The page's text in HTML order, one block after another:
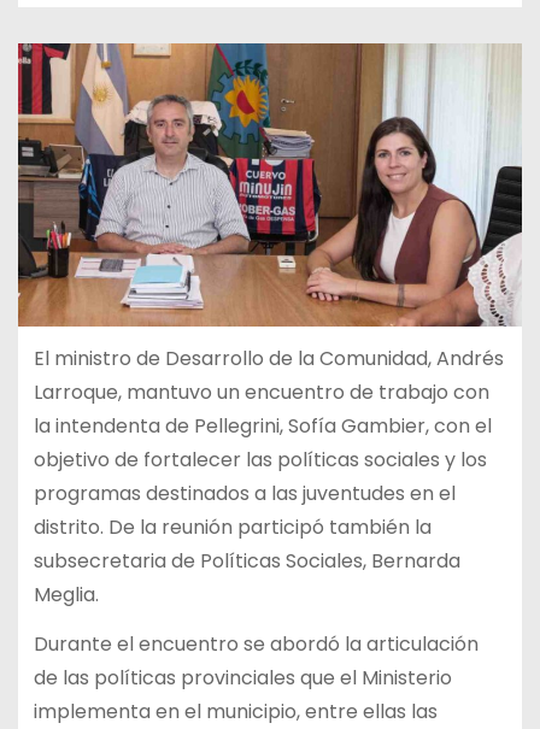
El ministro de Desarrollo de la Comunidad, Andrés
Larroque, mantuvo un encuentro de trabajo con
la intendenta de Pellegrini, Sofía Gambier, con el
objetivo de fortalecer las políticas sociales y los
programas destinados a las juventudes en el
distrito. De la reunión participó también la
subsecretaria de Políticas Sociales, Bernarda
Meglia.
Durante el encuentro se abordó la articulación
de las políticas provinciales que el Ministerio
implementa en el municipio, entre ellas las